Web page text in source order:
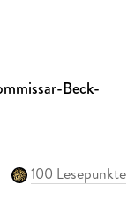
Beck-
100 Lesepunkte